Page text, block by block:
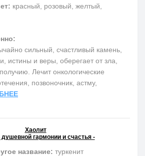
красный, розовый, желтый,
сильный, счастливый камень,
истины и веры, оберегает от зла,
Лечит онкологические
позвоночник, астму,
Хаолит
гармонии и счастья -
название: туркенит